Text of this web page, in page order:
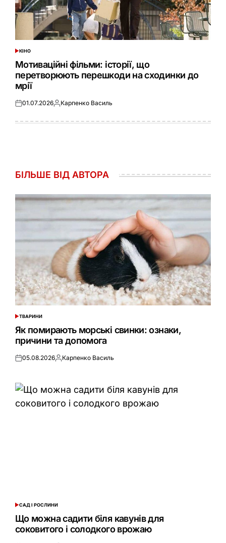
ОПУБЛІКУВАТИ
У
КІНО
Мотиваційні фільми: історії, що
перетворюють перешкоди на сходинки до
мрії
Оприлюднено
01.07.2026Опубліковано
Карпенко Василь
БІЛЬШЕ ВІД АВТОРА
ОПУБЛІКУВАТИ
ТВАРИНИ
Як помирають морські свинки: ознаки,
причини та допомога
Оприлюднено
05.08.2026Опубліковано
Карпенко Василь
ОПУБЛІКУВАТИ
У
САД І РОСЛИНИ
Що можна садити біля кавунів для
соковитого і солодкого врожаю